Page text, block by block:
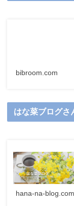
bibroom.com
はな菜ブログさ
hana-na-blog.com